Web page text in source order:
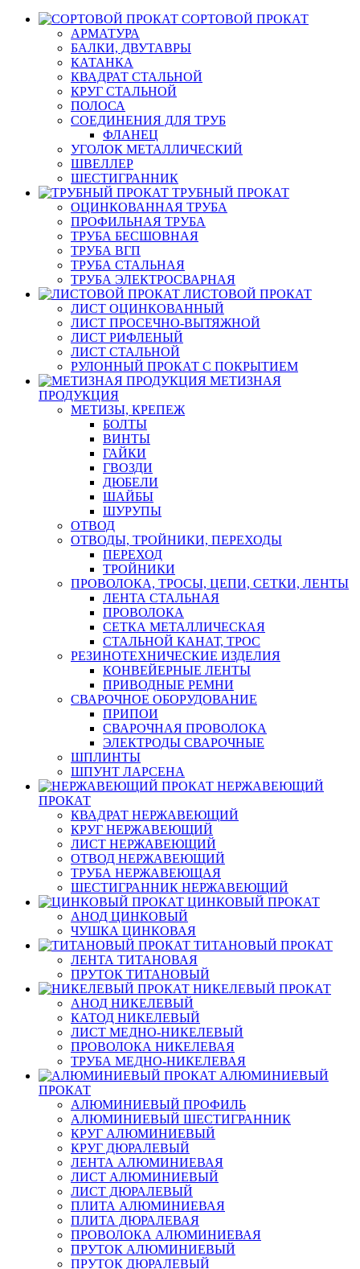
СОРТОВОЙ ПРОКАТ
АРМАТУРА
БАЛКИ, ДВУТАВРЫ
КАТАНКА
КВАДРАТ СТАЛЬНОЙ
КРУГ СТАЛЬНОЙ
ПОЛОСА
СОЕДИНЕНИЯ ДЛЯ ТРУБ
ФЛАНЕЦ
УГОЛОК МЕТАЛЛИЧЕСКИЙ
ШВЕЛЛЕР
ШЕСТИГРАННИК
ТРУБНЫЙ ПРОКАТ
ОЦИНКОВАННАЯ ТРУБА
ПРОФИЛЬНАЯ ТРУБА
ТРУБА БЕСШОВНАЯ
ТРУБА ВГП
ТРУБА СТАЛЬНАЯ
ТРУБА ЭЛЕКТРОСВАРНАЯ
ЛИСТОВОЙ ПРОКАТ
ЛИСТ ОЦИНКОВАННЫЙ
ЛИСТ ПРОСЕЧНО-ВЫТЯЖНОЙ
ЛИСТ РИФЛЕНЫЙ
ЛИСТ СТАЛЬНОЙ
РУЛОННЫЙ ПРОКАТ С ПОКРЫТИЕМ
МЕТИЗНАЯ
ПРОДУКЦИЯ
МЕТИЗЫ, КРЕПЕЖ
БОЛТЫ
ВИНТЫ
ГАЙКИ
ГВОЗДИ
ДЮБЕЛИ
ШАЙБЫ
ШУРУПЫ
ОТВОД
ОТВОДЫ, ТРОЙНИКИ, ПЕРЕХОДЫ
ПЕРЕХОД
ТРОЙНИКИ
ПРОВОЛОКА, ТРОСЫ, ЦЕПИ, СЕТКИ, ЛЕНТЫ
ЛЕНТА СТАЛЬНАЯ
ПРОВОЛОКА
СЕТКА МЕТАЛЛИЧЕСКАЯ
СТАЛЬНОЙ КАНАТ, ТРОС
РЕЗИНОТЕХНИЧЕСКИЕ ИЗДЕЛИЯ
КОНВЕЙЕРНЫЕ ЛЕНТЫ
ПРИВОДНЫЕ РЕМНИ
СВАРОЧНОЕ ОБОРУДОВАНИЕ
ПРИПОИ
СВАРОЧНАЯ ПРОВОЛОКА
ЭЛЕКТРОДЫ СВАРОЧНЫЕ
ШПЛИНТЫ
ШПУНТ ЛАРСЕНА
НЕРЖАВЕЮЩИЙ
ПРОКАТ
КВАДРАТ НЕРЖАВЕЮЩИЙ
КРУГ НЕРЖАВЕЮЩИЙ
ЛИСТ НЕРЖАВЕЮЩИЙ
ОТВОД НЕРЖАВЕЮЩИЙ
ТРУБА НЕРЖАВЕЮЩАЯ
ШЕСТИГРАННИК НЕРЖАВЕЮЩИЙ
ЦИНКОВЫЙ ПРОКАТ
АНОД ЦИНКОВЫЙ
ЧУШКА ЦИНКОВАЯ
ТИТАНОВЫЙ ПРОКАТ
ЛЕНТА ТИТАНОВАЯ
ПРУТОК ТИТАНОВЫЙ
НИКЕЛЕВЫЙ ПРОКАТ
АНОД НИКЕЛЕВЫЙ
КАТОД НИКЕЛЕВЫЙ
ЛИСТ МЕДНО-НИКЕЛЕВЫЙ
ПРОВОЛОКА НИКЕЛЕВАЯ
ТРУБА МЕДНО-НИКЕЛЕВАЯ
АЛЮМИНИЕВЫЙ
ПРОКАТ
АЛЮМИНИЕВЫЙ ПРОФИЛЬ
АЛЮМИНИЕВЫЙ ШЕСТИГРАННИК
КРУГ АЛЮМИНИЕВЫЙ
КРУГ ДЮРАЛЕВЫЙ
ЛЕНТА АЛЮМИНИЕВАЯ
ЛИСТ АЛЮМИНИЕВЫЙ
ЛИСТ ДЮРАЛЕВЫЙ
ПЛИТА АЛЮМИНИЕВАЯ
ПЛИТА ДЮРАЛЕВАЯ
ПРОВОЛОКА АЛЮМИНИЕВАЯ
ПРУТОК АЛЮМИНИЕВЫЙ
ПРУТОК ДЮРАЛЕВЫЙ